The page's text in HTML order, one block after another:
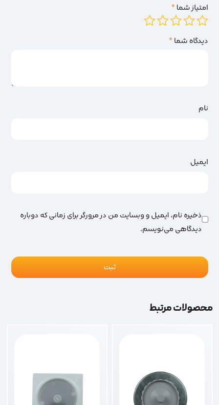
امتیاز شما*
دیدگاه شما*
نام
ایمیل
ذخیره نام، ایمیل و وبسایت من در مرورگر برای زمانی که دوباره
دیدگاهی می‌نویسم.
محصولات مرتبط